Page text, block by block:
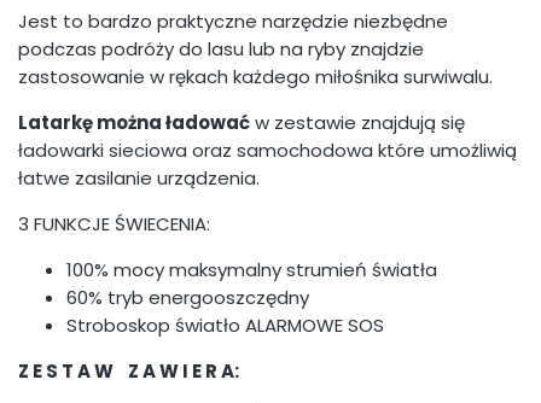
Jest to bardzo praktyczne narzędzie niezbędne
podczas podróży do lasu lub na ryby znajdzie
zastosowanie w rękach każdego miłośnika surwiwalu.
Latarkę można ładowaćw zestawie znajdują się
ładowarki sieciowa oraz samochodowa które umożliwią
łatwe zasilanie urządzenia.
3 FUNKCJE ŚWIECENIA:
100% mocy maksymalny strumień światła
60% tryb energooszczędny
Stroboskop światło ALARMOWE SOS
Z E S T A W Z A W I E R A: